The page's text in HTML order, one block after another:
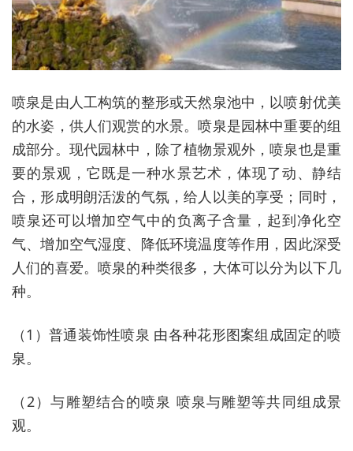
喷泉是由人工构筑的整形或天然泉池中，以喷射优美
的水姿，供人们观赏的水景。喷泉是园林中重要的组
成部分。现代园林中，除了植物景观外，喷泉也是重
要的景观，它既是一种水景艺术，体现了动、静结
合，形成明朗活泼的气氛，给人以美的享受；同时，
喷泉还可以增加空气中的负离子含量，起到净化空
气、增加空气湿度、降低环境温度等作用，因此深受
人们的喜爱。喷泉的种类很多，大体可以分为以下几
种。
（1）普通装饰性喷泉 由各种花形图案组成固定的喷
泉。
（2）与雕塑结合的喷泉 喷泉与雕塑等共同组成景
观。